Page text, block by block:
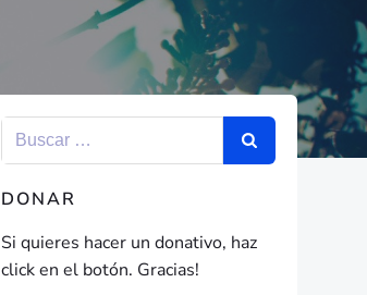
DONAR
Si quieres hacer un donativo, haz
click en el botón. Gracias!